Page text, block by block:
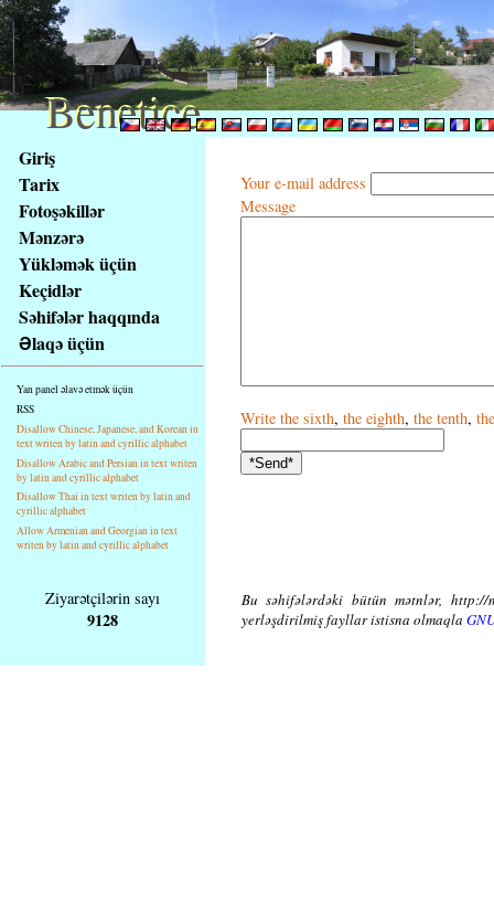
obsah
stránky
Klávesové
zkratky
tomto
webu
základní
strana
Giriş
Tarix
Fotoşəkillər
Mənzərə
Yükləmək üçün
Keçidlər
Səhifələr haqqında
Əlaqə üçün
Yan panel əlavə etmək üçün
RSS
Disallow Chinese, Japanese, and Korean in
text writen by latin and cyrillic alphabet
Disallow Arabic and Persian in text writen
by latin and cyrillic alphabet
Disallow Thai in text writen by latin and
cyrillic alphabet
Allow Armenian and Georgian in text
writen by latin and cyrillic alphabet
Your e-mail address
Message
Write the sixth, the eighth, the tenth,
Ziyarətçilərin sayı
9128
Bu səhifələrdəki bütün mətnlər, http://
yerləşdirilmiş fayllar istisna olmaqla
Benetice
Benetice